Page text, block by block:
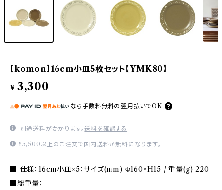
【komon】16cm小皿5枚セット【YMK80】
¥ 3,300
なら 手数料無料の 翌月払いでOK
別途送料がかかります。送料を確認する
¥5,500以上のご注文で国内送料が無料になります。
■ 仕様：16cm小皿×5：サイズ(mm) Φ160×H15 / 重量(g) 220
■総重量：